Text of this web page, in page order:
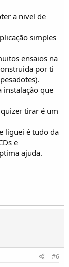
a nivel de
simples
ensaios na
por ti
instalação que
tirar é um
liguei é tudo da
e
ajuda.
#6